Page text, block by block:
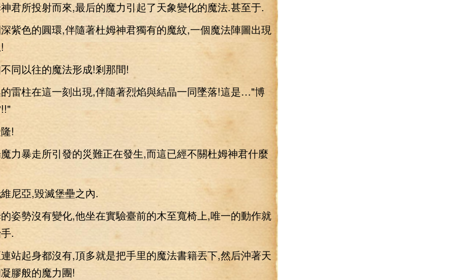
所投射而來,最后的魔力引起了天象變化的魔法.甚至于.
色的圓環,伴隨著杜姆神君獨有的魔紋,一個魔法陣圖出現
以往的魔法形成!剎那間!
柱在這一刻出現,伴隨著烈焰與結晶一同墜落!這是…"博
!
暴走所引發的災難正在發生,而這已經不關杜姆神君什麼
亞,毀滅堡壘之內.
勢沒有變化,他坐在實驗臺前的木至寬椅上,唯一的動作就
.
起身都沒有,頂多就是把手里的魔法書籍丟下,然后沖著天
膠般的魔力團!